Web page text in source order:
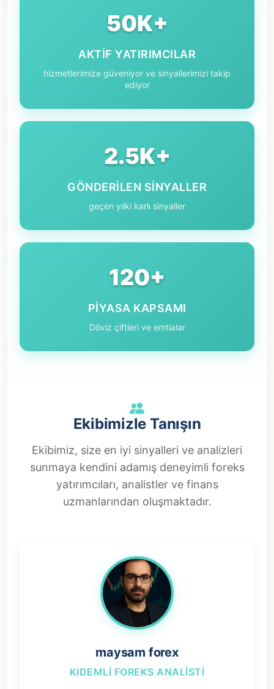
50K+
AKTIF YATIRIMCILAR
hizmetlerimize güveniyor ve sinyallerimizi takip
ediyor
2.5K+
GÖNDERILEN SINYALLER
geçen yılki karlı sinyaller
120+
PIYASA KAPSAMI
Döviz çiftleri ve emtialar
Ekibimizle Tanışın
Ekibimiz, size en iyi sinyalleri ve analizleri
sunmaya kendini adamış deneyimli foreks
yatırımcıları, analistler ve finans
uzmanlarından oluşmaktadır.
maysam forex
KIDEMLI FOREKS ANALISTI